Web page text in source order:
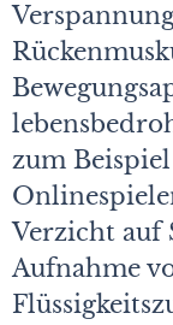
zum
Verzicht auf
Aufnahme